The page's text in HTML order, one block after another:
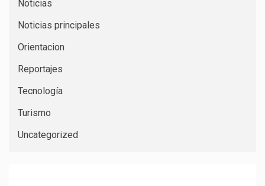
Noticias
Noticias principales
Orientacion
Reportajes
Tecnología
Turismo
Uncategorized